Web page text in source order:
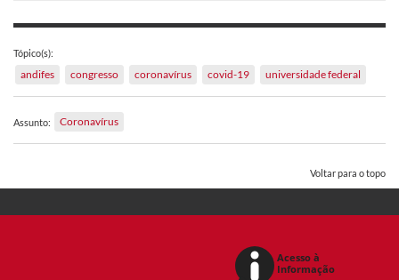
Tópico(s):
andifes congresso coronavírus covid-19 universidade federal
Assunto: Coronavírus
Voltar para o topo